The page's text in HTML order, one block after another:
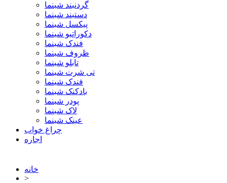
گردنبند شبنما
دستبند شبنما
پیکسل شبنما
دکوراتیو شبنما
فندک شبنما
ظروف شبنما
تابلو شبنما
تی شرت شبنما
فندک شبنما
بادکنک شبنما
پودر شبنما
لاک شبنما
عینک شبنما
چراغ خواب
اجاره
خانه
>